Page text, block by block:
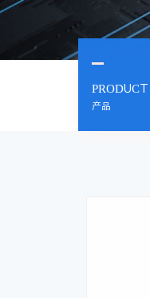
PRODUCT
产品